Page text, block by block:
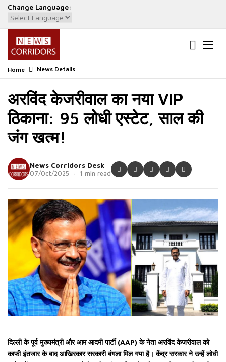
Change Language:
Powered by Translate
Home News Details
अरविंद केजरीवाल का नया VIP
ठिकाना: 95 लोधी एस्टेट, साल की
जंग खत्म!
News Corridors Desk
07/Oct/2025 · 1 min read
दिल्ली के पूर्व मुख्यमंत्री और आम आदमी पार्टी (AAP) के नेता अरविंद केजरीवाल को
काफी इंतजार के बाद आखिरकार सरकारी बंगला मिल गया है। केंद्र सरकार ने उन्हें लोधी